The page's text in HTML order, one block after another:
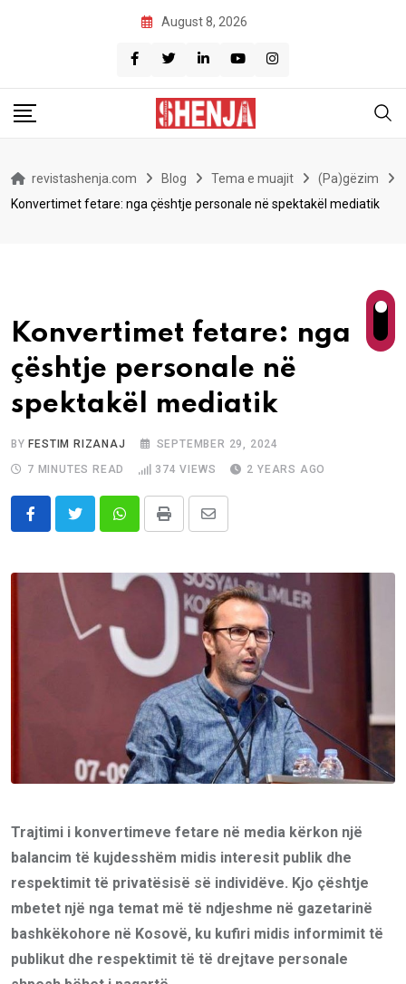
August 8, 2026
revistashenja.com Blog Tema e muajit
(Pa)gëzim
Konvertimet fetare: nga çështje personale në spektakël mediatik
Konvertimet fetare: nga
çështje personale në
spektakël mediatik
BY FESTIM RIZANAJ
SEPTEMBER 29, 2024
7 MINUTES READ
374 VIEWS 2 YEARS AGO
WhatsappPrint
Share
Email
Trajtimi i konvertimeve fetare në media kërkon një
balancim të kujdesshëm midis interesit publik dhe
respektimit të privatësisë së individëve. Kjo çështje
mbetet një nga temat më të ndjeshme në gazetarinë
bashkëkohore në Kosovë, ku kufiri midis informimit të
publikut dhe respektimit të të drejtave personale